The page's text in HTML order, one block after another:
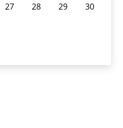
27 28 29
30